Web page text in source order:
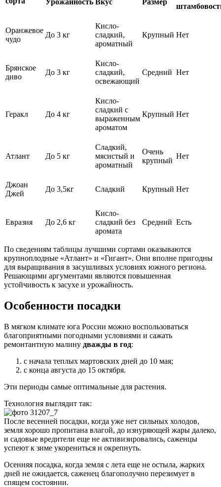
Оранжевое
чудо
До 3 кг
Кисло-
сладкий,
ароматный
Крупный Нет
Брянское
диво
До 3 кг
Кисло-
сладкий,
освежающий
Средний Нет
Геракл До 4 кг
Кисло-
сладкий с
выраженным
ароматом
Крупный Нет
Атлант До 5 кг
Сладкий,
мясистый и
ароматный
Очень
крупный
Нет
Джоан
Джей
До 3,5кг Сладкий Крупный Нет
Евразия До 2,6 кг
Кисло-
сладкий без
аромата
Средний Есть
По сведениям таблицы лучшими сортами оказываются
крупноплодные «Атлант» и «Гигант». Они вполне пригодны
для выращивания в засушливых условиях южного региона.
Решающими аргументами являются повышенная
устойчивость к засухе и урожайность.
Особенности посадки
В мягком климате юга России можно воспользоваться
благоприятными погодными условиями и сажать
ремонтантную малину дважды в год:
с начала теплых мартовских дней до 10 мая;
с конца августа до 15 октября.
Эти периоды самые оптимальные для растения.
Технология выглядит так:
После весенней посадки, когда уже нет сильных холодов,
земля хорошо пропитана влагой, до изнуряющей жары далеко,
и садовые вредители еще не активизировались, саженцы
успеют к зиме укорениться и окрепнуть.
Осенняя посадка, когда земля с лета еще не остыла, жарких
дней не ожидается, саженец благополучно перезимует в
спящем состоянии.